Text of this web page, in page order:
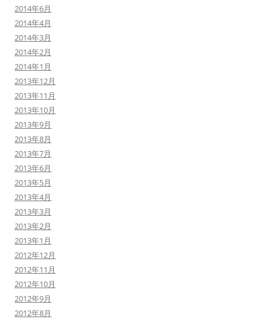
2014年6月
2014年4月
2014年3月
2014年2月
2014年1月
2013年12月
2013年11月
2013年10月
2013年9月
2013年8月
2013年7月
2013年6月
2013年5月
2013年4月
2013年3月
2013年2月
2013年1月
2012年12月
2012年11月
2012年10月
2012年9月
2012年8月